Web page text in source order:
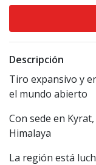
Descripción
Tiro expansivo y
el mundo abierto
Con sede en
Himalaya
La región está